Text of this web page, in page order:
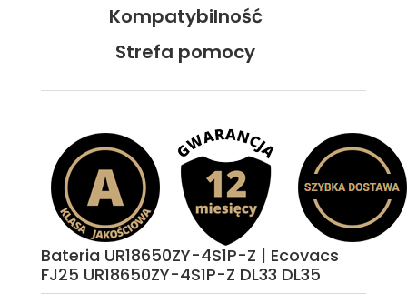
Kompatybilność
Strefa pomocy
Bateria UR18650ZY-4S1P-Z | Ecovacs
FJ25 UR18650ZY-4S1P-Z DL33 DL35